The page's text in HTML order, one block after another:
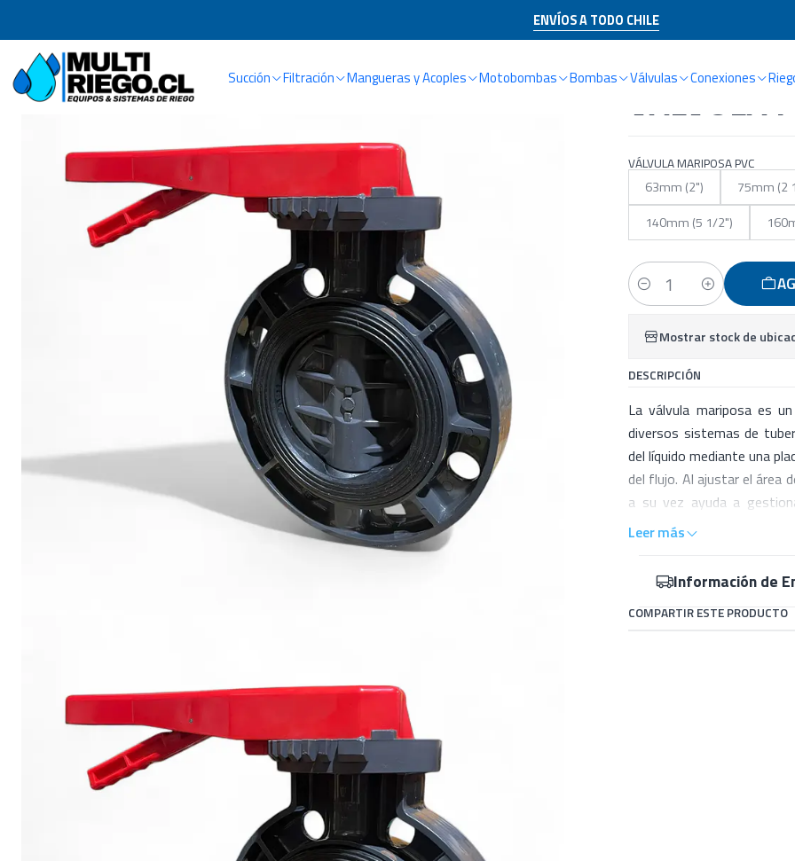
Succión Filtración Mangueras y Acoples Motobombas Bombas Válvulas Conexiones
ENVÍOS A TODO CHILE
Válvulas Válvulas Mariposa
|VÁLVULA
VÁLVULA MARIPOSA PVC
63mm (2")
75mm (2
140mm (5 1/2")
Cantidad
Mostrar stock de
DESCRIPCIÓN
La válvula mariposa es
diversos sistemas de
del líquido mediante una
del flujo. Al ajustar el área
a su vez ayuda a
materiales de alta
otras válvulas,
excelente control del
rendimiento de sistemas
Leer más
Información de
COMPARTIR ESTE PRODUCTO